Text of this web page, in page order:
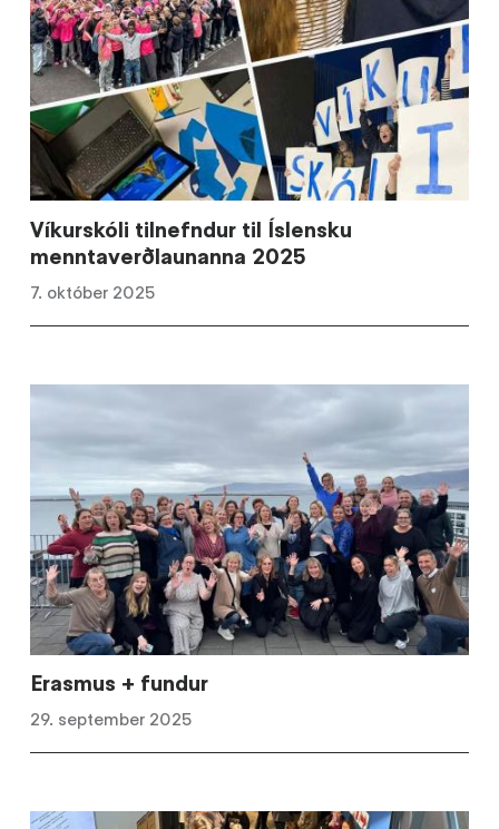
Víkurskóli tilnefndur til Íslensku
menntaverðlaunanna 2025
7. október 2025
Erasmus + fundur
29. september 2025